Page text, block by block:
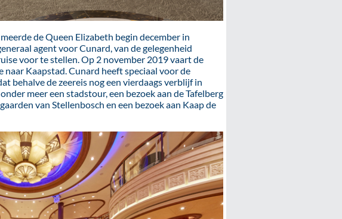
de Queen Elizabeth begin december in
agent voor Cunard, van de gelegenheid
voor te stellen. Op 2 november 2019 vaart de
Kaapstad. Cunard heeft speciaal voor de
behalve de zeereis nog een vierdaags verblijf in
meer een stadstour, een bezoek aan de Tafelberg
van Stellenbosch en een bezoek aan Kaap de